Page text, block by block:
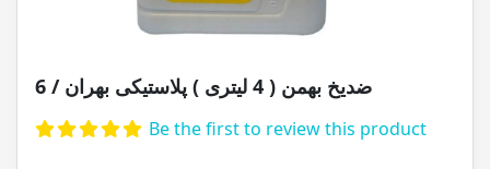
ضدیخ بهمن ( 4 لیتری ) پلاستیکی بهران / 6
Be the first to review this product